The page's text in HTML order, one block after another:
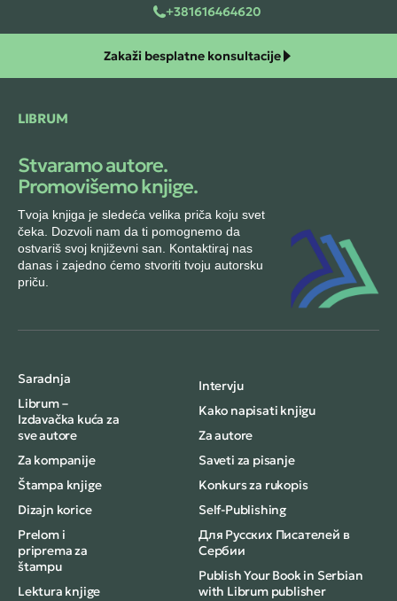
+381616464620
Zakaži besplatne konsultacije
LIBRUM
Stvaramo autore.
Promovišemo knjige.
Tvoja knjiga je sledeća velika priča koju svet
čeka. Dozvoli nam da ti pomognemo da
ostvariš svoj književni san. Kontaktiraj nas
danas i zajedno ćemo stvoriti tvoju autorsku
priču.
Saradnja
Librum –
Izdavačka kuća za
sve autore
Za kompanije
Štampa knjige
Dizajn korice
Prelom i
priprema za
štampu
Lektura knjige
Intervju
Kako napisati knjigu
Za autore
Saveti za pisanje
Konkurs za rukopis
Self-Publishing
Для Русских Писателей в
Сербии
Publish Your Book in Serbian
with Librum publisher